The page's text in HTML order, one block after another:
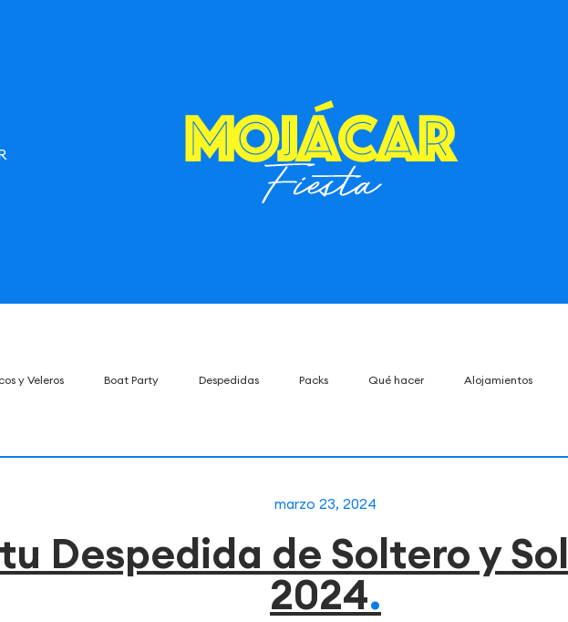
y Veleros Boat Party Despedidas Packs Qué hacer Alojamientos
marzo 23, 2024
Despedida de Soltero y
2024